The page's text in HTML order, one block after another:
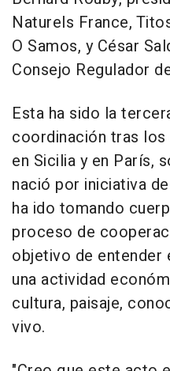
Naturels France,
O Samos, y César
Consejo Regulador
Esta ha sido la
coordinación tras
en Sicilia y en París,
nació por iniciativa
ha ido tomando
proceso de
objetivo de
una actividad
cultura, paisaje,
vivo.